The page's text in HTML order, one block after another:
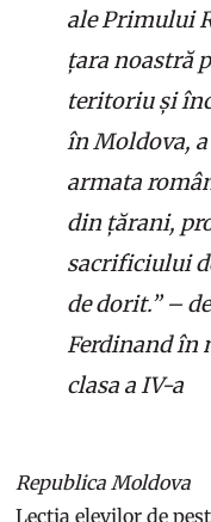
ale Primului
țara noastră
teritoriu și
în Moldova,
armata
din țărani,
sacrificiului
de dorit.” –
Ferdinand în
clasa a IV-a
Republica Moldova
Lecția elevilor de